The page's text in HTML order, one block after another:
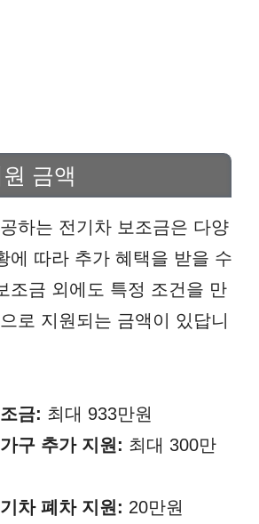
금액
하는 전기차 보조금은 다양
에 따라 추가 혜택을 받을 수
조금 외에도 특정 조건을 만
로 지원되는 금액이 있답니
금: 최대 933만원
구 추가 지원: 최대 300만
차 폐차 지원: 20만원